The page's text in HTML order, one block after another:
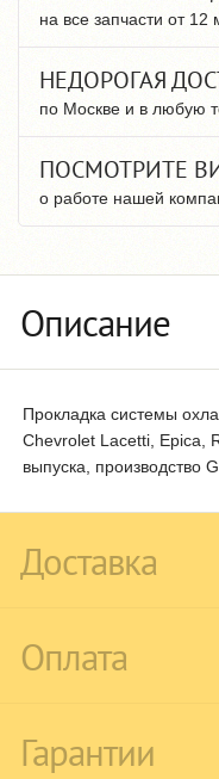
на все запчасти от 12
НЕДОРОГАЯ
по Москве и в любую
ПОСМОТРИТЕ
о работе нашей
Описание
Прокладка системы
Chevrolet Lacetti, Epica,
выпуска, производство
Доставка
Оплата
Гарантии